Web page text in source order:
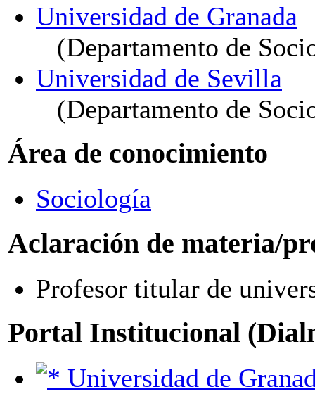
Universidad de Granada
(Departamento de
Universidad de Sevilla
(Departamento de
Área de conocimiento
Sociología
Aclaración de materia/
Profesor titular de
Portal Institucional
Universidad de